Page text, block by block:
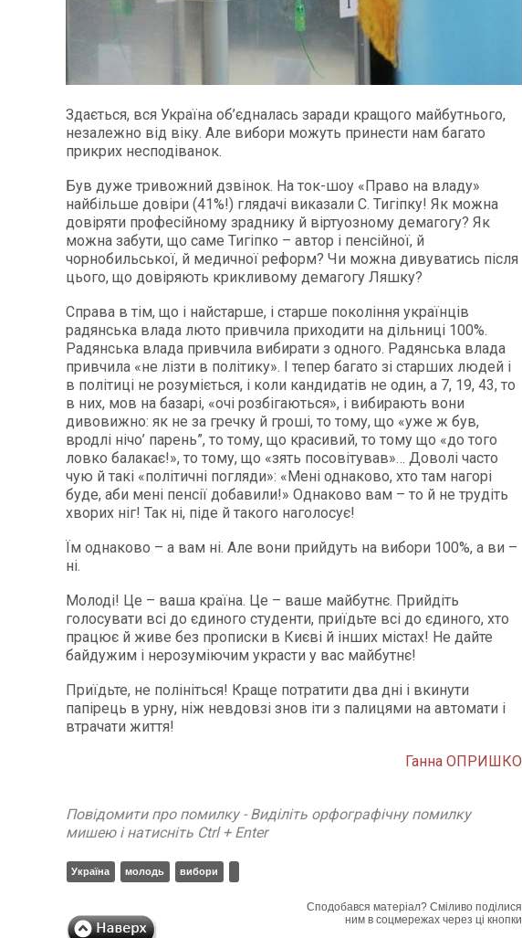
Здається, вся Україна об’єдналась заради кращого майбутнього,
незалежно від віку. Але вибори можуть принести нам багато
прикрих несподіванок.
Був дуже тривожний дзвінок. На ток-шоу «Право на владу»
найбільше довіри (41%!) глядачі виказали С. Тигіпку! Як можна
довіряти професійному зраднику й віртуозному демагогу? Як
можна забути, що саме Тигіпко – автор і пенсійної, й
чорнобильської, й медичної реформ? Чи можна дивуватись після
цього, що довіряють крикливому демагогу Ляшку?
Справа в тім, що і найстарше, і старше покоління українців
радянська влада люто привчила приходити на дільниці 100%.
Радянська влада привчила вибирати з одного. Радянська влада
привчила «не лізти в політику». І тепер багато зі старших людей і
в політиці не розуміється, і коли кандидатів не один, а 7, 19, 43, то
в них, мов на базарі, «очі розбігаються», і вибирають вони
дивовижно: як не за гречку й гроші, то тому, що «уже ж був,
вродлі нічо’ парень”, то тому, що красивий, то тому що «до того
ловко балакає!», то тому, що «зять посовітував»… Доволі часто
чую й такі «політичні погляди»: «Мені однаково, хто там нагорі
буде, аби мені пенсії добавили!» Однаково вам – то й не трудіть
хворих ніг! Так ні, піде й такого наголосує!
Їм однаково – а вам ні. Але вони прийдуть на вибори 100%, а ви –
ні.
Молоді! Це – ваша країна. Це – ваше майбутнє. Прийдіть
голосувати всі до єдиного студенти, приїдьте всі до єдиного, хто
працює й живе без прописки в Києві й інших містах! Не дайте
байдужим і нерозуміючим украсти у вас майбутнє!
Приїдьте, не полініться! Краще потратити два дні і вкинути
папірець в урну, ніж невдовзі знов іти з палицями на автомати і
втрачати життя!
Ганна ОПРИШКО
Повідомити про помилку - Виділіть орфографічну помилку
мишею і натисніть Ctrl + Enter
Україна молодь вибори
Сподобався матеріал? Сміливо поділися
ним в соцмережах через ці кнопки